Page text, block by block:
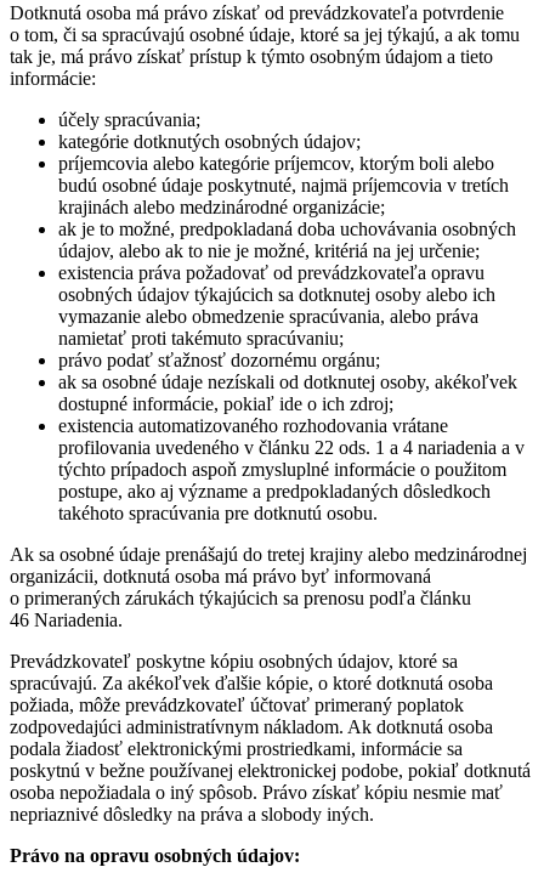
Dotknutá osoba má právo získať od prevádzkovateľa potvrdenie
o tom, či sa spracúvajú osobné údaje, ktoré sa jej týkajú, a ak tomu
tak je, má právo získať prístup k týmto osobným údajom a tieto
informácie:
účely spracúvania;
kategórie dotknutých osobných údajov;
príjemcovia alebo kategórie príjemcov, ktorým boli alebo
budú osobné údaje poskytnuté, najmä príjemcovia v tretích
krajinách alebo medzinárodné organizácie;
ak je to možné, predpokladaná doba uchovávania osobných
údajov, alebo ak to nie je možné, kritériá na jej určenie;
existencia práva požadovať od prevádzkovateľa opravu
osobných údajov týkajúcich sa dotknutej osoby alebo ich
vymazanie alebo obmedzenie spracúvania, alebo práva
namietať proti takémuto spracúvaniu;
právo podať sťažnosť dozornému orgánu;
ak sa osobné údaje nezískali od dotknutej osoby, akékoľvek
dostupné informácie, pokiaľ ide o ich zdroj;
existencia automatizovaného rozhodovania vrátane
profilovania uvedeného v článku 22 ods. 1 a 4 nariadenia a v
týchto prípadoch aspoň zmysluplné informácie o použitom
postupe, ako aj význame a predpokladaných dôsledkoch
takéhoto spracúvania pre dotknutú osobu.
Ak sa osobné údaje prenášajú do tretej krajiny alebo medzinárodnej
organizácii, dotknutá osoba má právo byť informovaná
o primeraných zárukách týkajúcich sa prenosu podľa článku
46 Nariadenia.
Prevádzkovateľ poskytne kópiu osobných údajov, ktoré sa
spracúvajú. Za akékoľvek ďalšie kópie, o ktoré dotknutá osoba
požiada, môže prevádzkovateľ účtovať primeraný poplatok
zodpovedajúci administratívnym nákladom. Ak dotknutá osoba
podala žiadosť elektronickými prostriedkami, informácie sa
poskytnú v bežne používanej elektronickej podobe, pokiaľ dotknutá
osoba nepožiadala o iný spôsob. Právo získať kópiu nesmie mať
nepriaznivé dôsledky na práva a slobody iných.
Právo na opravu osobných údajov: